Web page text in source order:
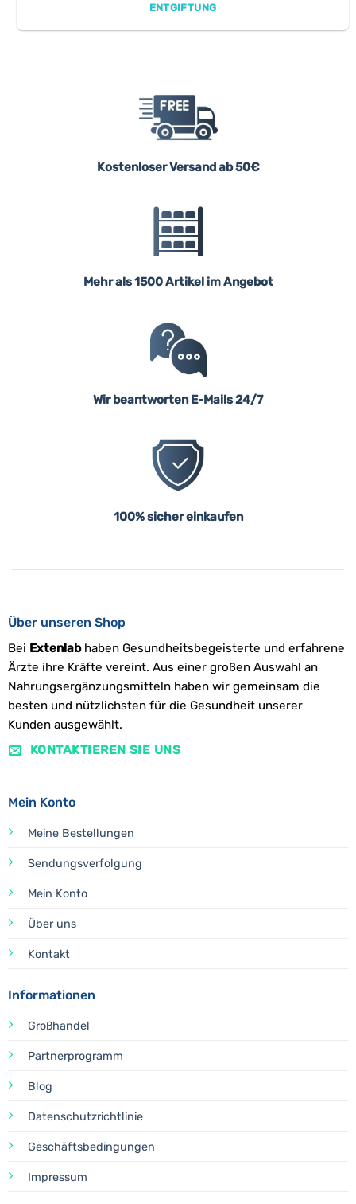
ENTGIFTUNG
Kostenloser Versand ab 50€
Mehr als 1500 Artikel im Angebot
Wir beantworten E-Mails 24/7
100% sicher einkaufen
Über unseren Shop
Bei Extenlabhaben Gesundheitsbegeisterte und erfahrene
Ärzte ihre Kräfte vereint. Aus einer großen Auswahl an
Nahrungsergänzungsmitteln haben wir gemeinsam die
besten und nützlichsten für die Gesundheit unserer
Kunden ausgewählt.
KONTAKTIEREN SIE UNS
Mein Konto
Meine Bestellungen
Sendungsverfolgung
Mein Konto
Über uns
Kontakt
Informationen
Großhandel
Partnerprogramm
Blog
Datenschutzrichtlinie
Geschäftsbedingungen
Impressum